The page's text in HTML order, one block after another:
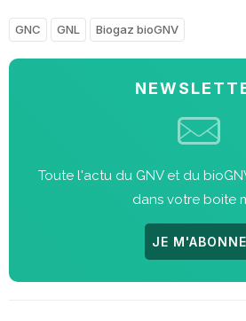
GNC GNL Biogaz bioGNV
Toute l'actu du GNV et du
dans votre boite
JE M'ABONNE